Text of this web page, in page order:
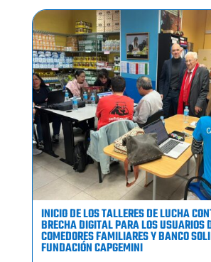
INICIO DE LOS TALLERES DE LUCHA
BRECHA DIGITAL PARA LOS USUARIOS
COMEDORES FAMILIARES Y BANCO
FUNDACIÓN CAPGEMINI